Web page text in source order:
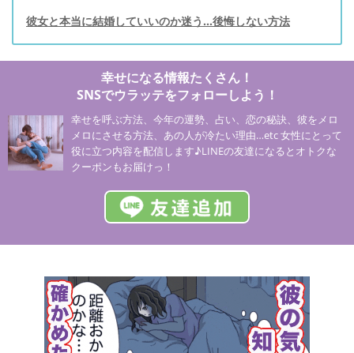
彼女と本当に結婚していいのか迷う...後悔しない方法
幸せになる情報たくさん！
SNSでウラッテをフォローしよう！
幸せを呼ぶ方法、今年の運勢、占い、恋の秘訣、彼をメロ
メロにさせる方法、あの人が冷たい理由…etc 女性にとって
役に立つ内容を配信します♪LINEの友達になるとオトクな
クーポンもお届けっ！